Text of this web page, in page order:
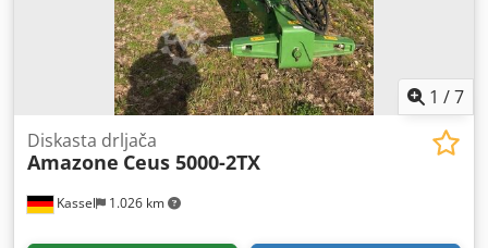
1 /7
Kassel 1.026 km
Diskasta drljača
Amazone Ceus 5000-2TX